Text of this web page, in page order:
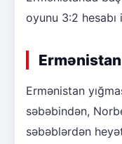
oyunu 3:2
Ermənistan
səbəbindən,
səbəblərdən